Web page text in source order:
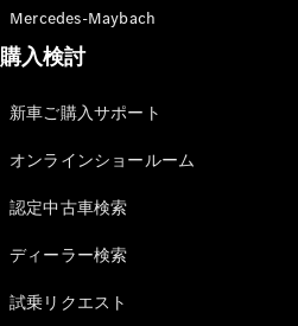
GLC Coupé
GLE
GLE Coupé
Mercedes-
GLS
Class
G-Class
試乗リクエ
Mercedes-Maybach
購入検討
新車ご購入サポート
オンラインショールーム
認定中古車検索
ディーラー検索
試乗リクエスト